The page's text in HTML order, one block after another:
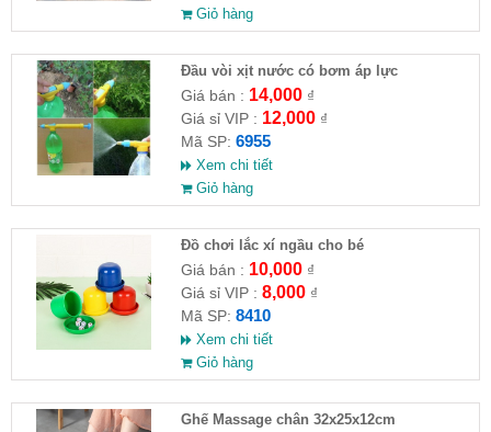
Giỏ hàng
Đầu vòi xịt nước có bơm áp lực
Giá bán : 14,000₫
Giá sỉ VIP : 12,000₫
Mã SP: 6955
Xem chi tiết
Giỏ hàng
Đồ chơi lắc xí ngầu cho bé
Giá bán : 10,000₫
Giá sỉ VIP : 8,000₫
Mã SP: 8410
Xem chi tiết
Giỏ hàng
Ghế Massage chân 32x25x12cm